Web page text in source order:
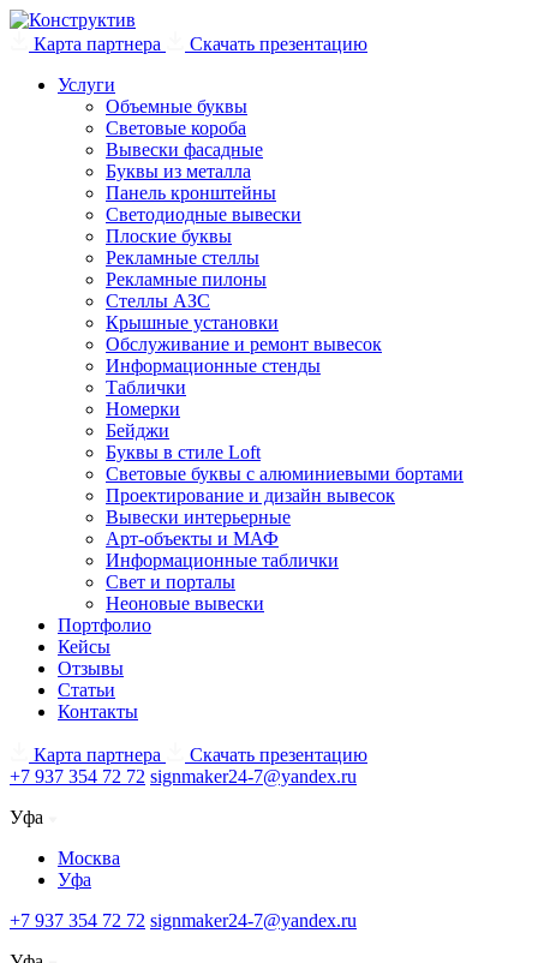
Карта партнера
Скачать презентацию
Услуги
Объемные буквы
Световые короба
Вывески фасадные
Буквы из металла
Панель кронштейны
Светодиодные вывески
Плоские буквы
Рекламные стеллы
Рекламные пилоны
Стеллы АЗС
Крышные установки
Обслуживание и ремонт вывесок
Информационные стенды
Таблички
Номерки
Бейджи
Буквы в стиле Loft
Световые буквы с алюминиевыми бортами
Проектирование и дизайн вывесок
Вывески интерьерные
Арт-объекты и МАФ
Информационные таблички
Свет и порталы
Неоновые вывески
Портфолио
Кейсы
Отзывы
Статьи
Контакты
Карта партнера
Скачать презентацию
+7 937 354 72 72 signmaker24-7@yandex.ru
Уфа
Москва
Уфа
+7 937 354 72 72 signmaker24-7@yandex.ru